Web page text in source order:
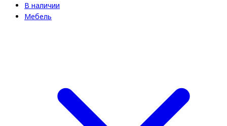
В наличии
Мебель